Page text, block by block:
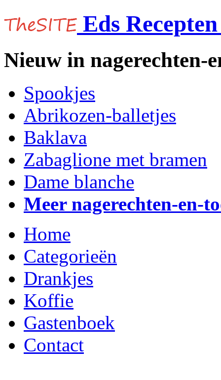
Eds
Nieuw in nagerechten-
Spookjes
Abrikozen-balletjes
Baklava
Zabaglione met bramen
Dame blanche
Meer nagerechten-en-
Home
Categorieën
Drankjes
Koffie
Gastenboek
Contact